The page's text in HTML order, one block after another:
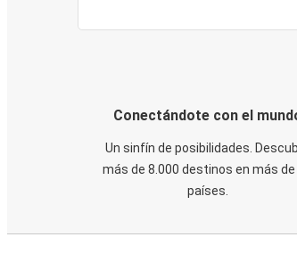
Conectándote con el
Un sinfín de posibilidades.
más de 8.000 destinos en más de
países.